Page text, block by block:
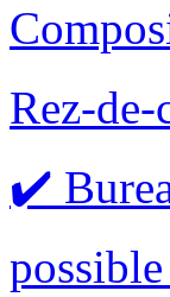
Rez-
✔️